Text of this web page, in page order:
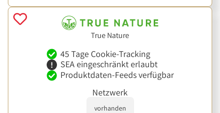
True Nature
45 Tage Cookie-Tracking
SEA eingeschränkt erlaubt
Produktdaten-Feeds verfügbar
Netzwerk
vorhanden